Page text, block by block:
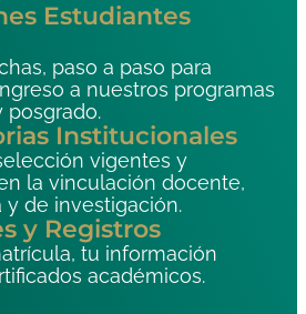
Estudiantes
paso a paso para
a nuestros programas
posgrado.
Institucionales
vigentes y
la vinculación docente,
y de investigación.
y Registros
tu información
académicos.